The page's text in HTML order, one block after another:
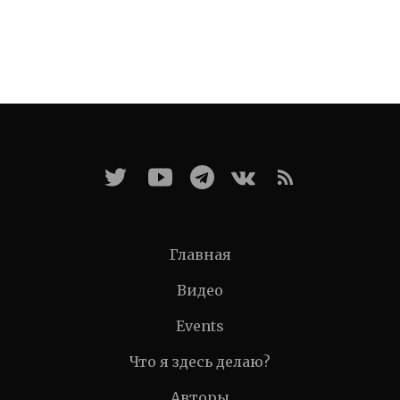
Главная
Видео
Events
Что я здесь делаю?